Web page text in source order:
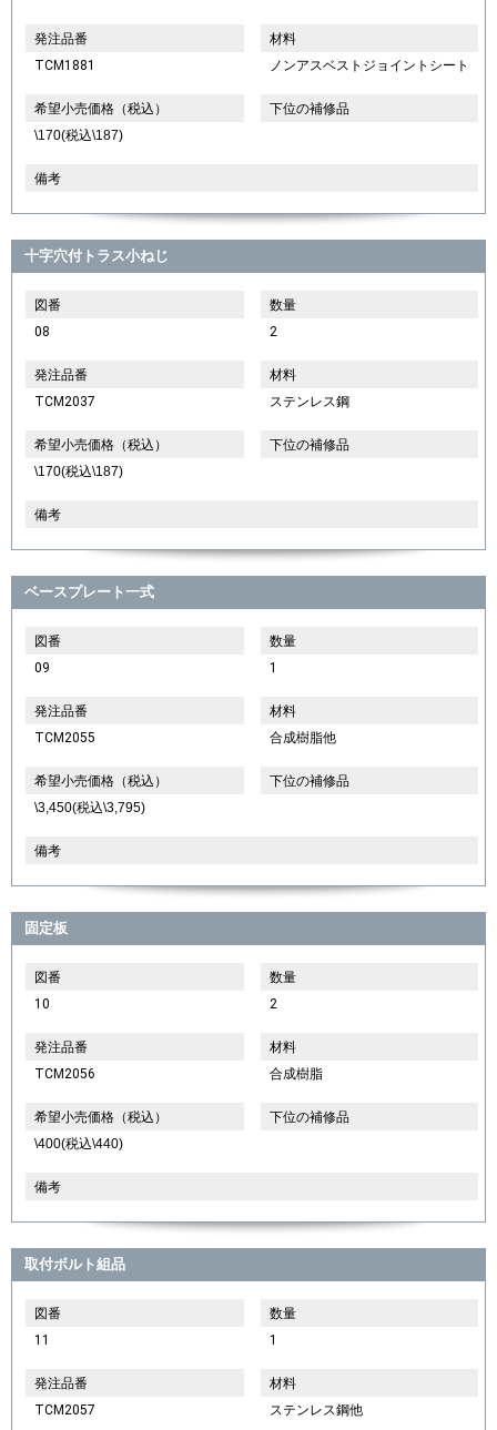
発注品番
TCM1881
材料
ノンアスベストジョイントシート
希望小売価格（税込）
\170(税込\187)
下位の補修品
備考
十字穴付トラス小ねじ
図番
08
数量
2
発注品番
TCM2037
材料
ステンレス鋼
希望小売価格（税込）
\170(税込\187)
下位の補修品
備考
ベースプレート一式
図番
09
数量
1
発注品番
TCM2055
材料
合成樹脂他
希望小売価格（税込）
\3,450(税込\3,795)
下位の補修品
備考
固定板
図番
10
数量
2
発注品番
TCM2056
材料
合成樹脂
希望小売価格（税込）
\400(税込\440)
下位の補修品
備考
取付ボルト組品
図番
11
数量
1
発注品番
TCM2057
材料
ステンレス鋼他